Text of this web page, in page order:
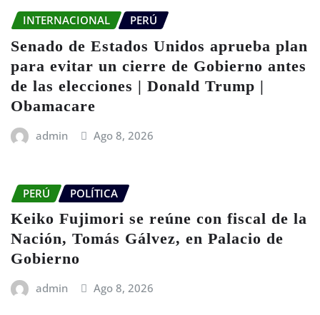
INTERNACIONAL PERÚ
Senado de Estados Unidos aprueba plan
para evitar un cierre de Gobierno antes
de las elecciones | Donald Trump |
Obamacare
admin Ago 8, 2026
PERÚ POLÍTICA
Keiko Fujimori se reúne con fiscal de la
Nación, Tomás Gálvez, en Palacio de
Gobierno
admin Ago 8, 2026